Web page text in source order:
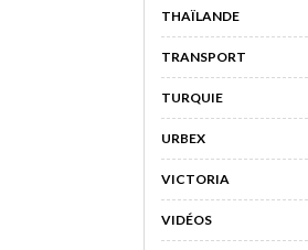
THAÏLANDE
TRANSPORT
TURQUIE
URBEX
VICTORIA
VIDÉOS